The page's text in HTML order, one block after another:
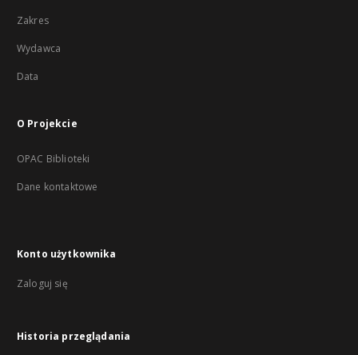
Zakres
Wydawca
Data
O Projekcie
OPAC Biblioteki
Dane kontaktowe
Konto użytkownika
Zaloguj się
Historia przeglądania